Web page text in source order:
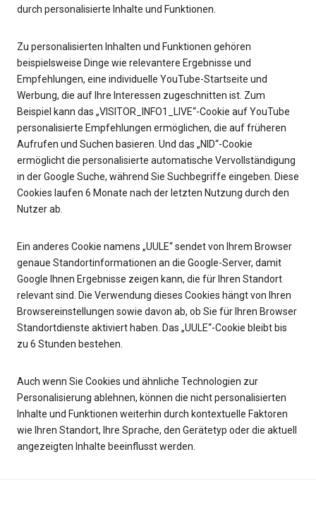
durch personalisierte Inhalte und Funktionen.
Zu personalisierten Inhalten und Funktionen gehören
beispielsweise Dinge wie relevantere Ergebnisse und
Empfehlungen, eine individuelle YouTube-Startseite und
Werbung, die auf Ihre Interessen zugeschnitten ist. Zum
Beispiel kann das „VISITOR_INFO1_LIVE“-Cookie auf YouTube
personalisierte Empfehlungen ermöglichen, die auf früheren
Aufrufen und Suchen basieren. Und das „NID“-Cookie
ermöglicht die personalisierte automatische Vervollständigung
in der Google Suche, während Sie Suchbegriffe eingeben. Diese
Cookies laufen 6 Monate nach der letzten Nutzung durch den
Nutzer ab.
Ein anderes Cookie namens „UULE“ sendet von Ihrem Browser
genaue Standortinformationen an die Google-Server, damit
Google Ihnen Ergebnisse zeigen kann, die für Ihren Standort
relevant sind. Die Verwendung dieses Cookies hängt von Ihren
Browsereinstellungen sowie davon ab, ob Sie für Ihren Browser
Standortdienste aktiviert haben. Das „UULE“-Cookie bleibt bis
zu 6 Stunden bestehen.
Auch wenn Sie Cookies und ähnliche Technologien zur
Personalisierung ablehnen, können die nicht personalisierten
Inhalte und Funktionen weiterhin durch kontextuelle Faktoren
wie Ihren Standort, Ihre Sprache, den Gerätetyp oder die aktuell
angezeigten Inhalte beeinflusst werden.